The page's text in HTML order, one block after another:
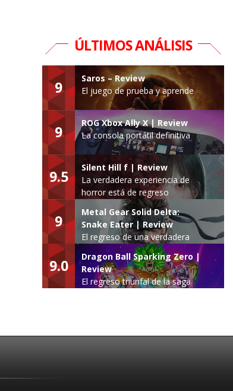
ÚLTIMOS ANÁLISIS
9
Saros – Review
El juego de prueba y aprende
9
ROG Xbox Ally X | Review
La consola portátil definitiva
9.5
Silent Hill f | Review
La verdadera experiencia de
horror está de regreso
9
Metal Gear Solid Delta:
Snake Eater | Review
El regreso de una verdadera
leyenda
9.0
Dragon Ball Sparking Zero |
Review
El regreso triunfal de la saga